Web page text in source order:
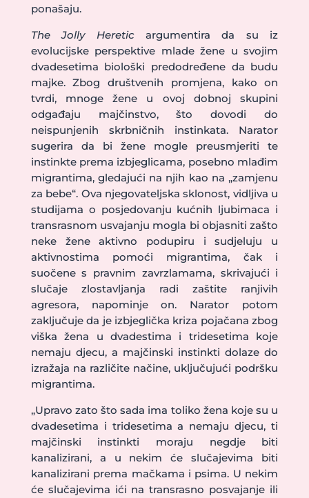
ponašaju.
The Jolly Hereticargumentira da su iz
evolucijske perspektive mlade žene u svojim
dvadesetima biološki predodređene da budu
majke. Zbog društvenih promjena, kako on
tvrdi, mnoge žene u ovoj dobnoj skupini
odgađaju majčinstvo, što dovodi do
neispunjenih skrbničnih instinkata. Narator
sugerira da bi žene mogle preusmjeriti te
instinkte prema izbjeglicama, posebno mlađim
migrantima, gledajući na njih kao na „zamjenu
za bebe“. Ova njegovateljska sklonost, vidljiva u
studijama o posjedovanju kućnih ljubimaca i
transrasnom usvajanju mogla bi objasniti zašto
neke žene aktivno podupiru i sudjeluju u
aktivnostima pomoći migrantima, čak i
suočene s pravnim zavrzlamama, skrivajući i
slučaje zlostavljanja radi zaštite ranjivih
agresora, napominje on. Narator potom
zaključuje da je izbjeglička kriza pojačana zbog
viška žena u dvadestima i tridesetima koje
nemaju djecu, a majčinski instinkti dolaze do
izražaja na različite načine, uključujući podršku
migrantima.
„Upravo zato što sada ima toliko žena koje su u
dvadesetima i tridesetima a nemaju djecu, ti
majčinski instinkti moraju negdje biti
kanalizirani, a u nekim će slučajevima biti
kanalizirani prema mačkama i psima. U nekim
će slučajevima ići na transrasno posvajanje ili